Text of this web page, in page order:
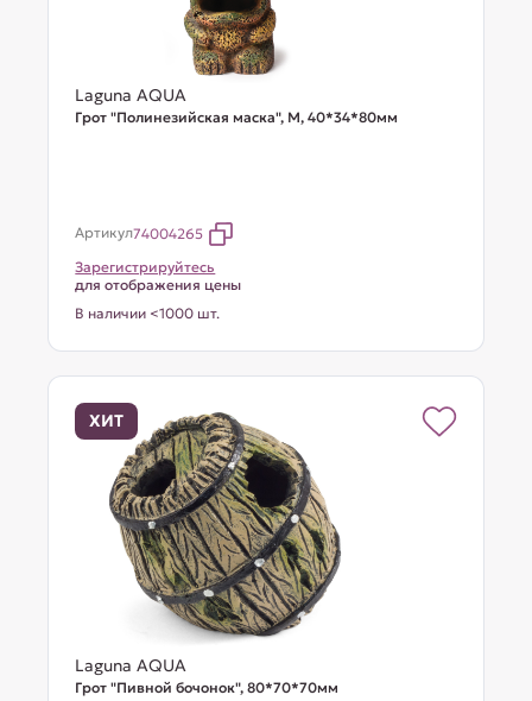
Laguna AQUA
Грот "Полинезийская маска", M, 40*34*80мм
Артикул74004265
Зарегистрируйтесь
для отображения цены
В наличии <1000 шт.
ХИТ
Laguna AQUA
Грот "Пивной бочонок", 80*70*70мм